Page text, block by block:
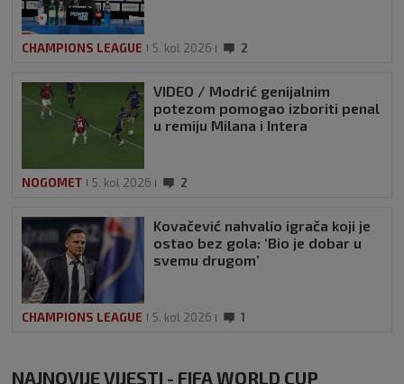
CHAMPIONS LEAGUE 5. kol 2026 2
VIDEO / Modrić genijalnim
potezom pomogao izboriti penal
u remiju Milana i Intera
NOGOMET 5. kol 2026 2
Kovačević nahvalio igrača koji je
ostao bez gola: ‘Bio je dobar u
svemu drugom’
CHAMPIONS LEAGUE 5. kol 2026 1
NAJNOVIJE VIJESTI - FIFA WORLD CUP